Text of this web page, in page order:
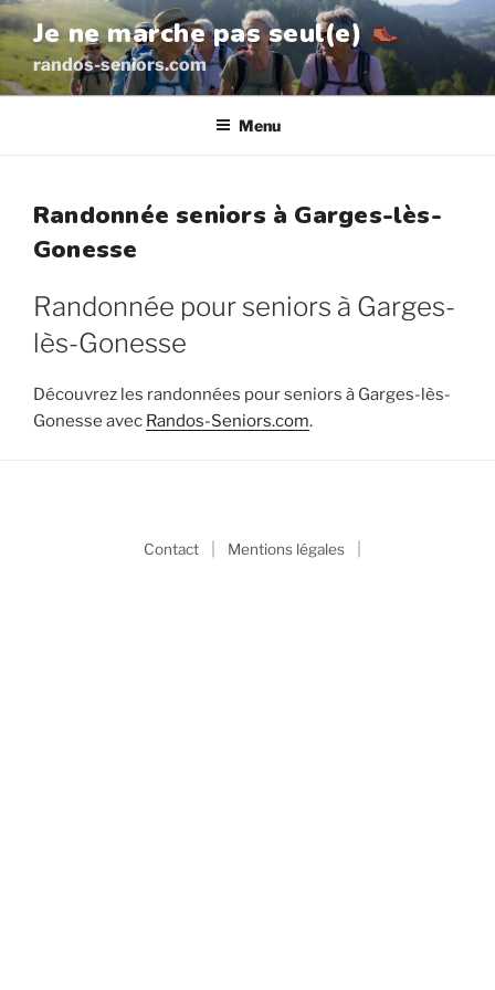
Aller
au
contenu
principal
Je ne marche pas seul(e)
randos-seniors.com
Menu
Randonnée seniors à Garges-lès-
Gonesse
Randonnée pour seniors à Garges-
lès-Gonesse
Découvrez les randonnées pour seniors à Garges-lès-
Gonesse avec Randos-Seniors.com.
Contact Mentions légales